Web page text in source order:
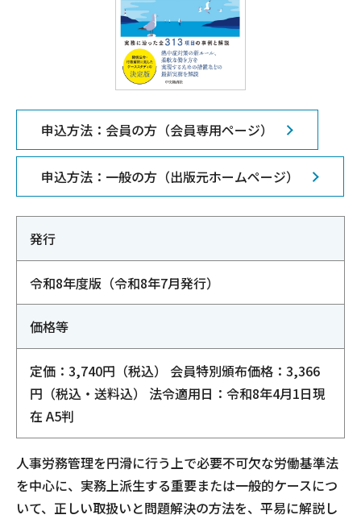
申込方法：会員の方（会員専用ページ）
申込方法：一般の方（出版元ホームページ）
発行
令和8年度版（令和8年7月発行）
価格等
定価：3,740円（税込） 会員特別頒布価格：3,366
円（税込・送料込） 法令適用日：令和8年4月1日現
在 A5判
人事労務管理を円滑に行う上で必要不可欠な労働基準法
を中心に、実務上派生する重要または一般的ケースにつ
いて、正しい取扱いと問題解決の方法を、平易に解説し